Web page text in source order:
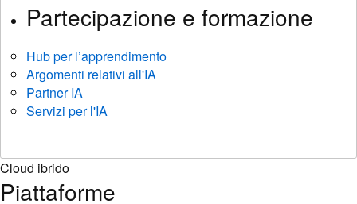
Partecipazione e formazione
Hub per l’apprendimento
Argomenti relativi all'IA
Partner IA
Servizi per l'IA
Cloud ibrido
Piattaforme